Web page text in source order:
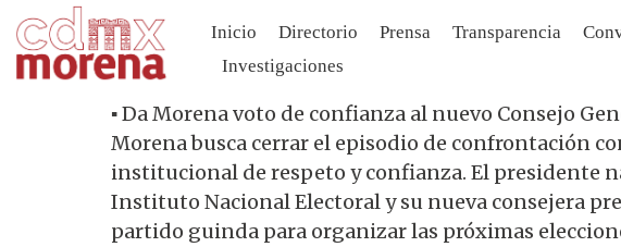
Inicio Directorio Prensa Transparencia
Investigaciones
▪️ Da Morena voto de confianza al nuevo Consejo
Morena busca cerrar el episodio de confrontación
institucional de respeto y confianza. El presidente
Instituto Nacional Electoral y su nueva consejera
partido guinda para organizar las próximas